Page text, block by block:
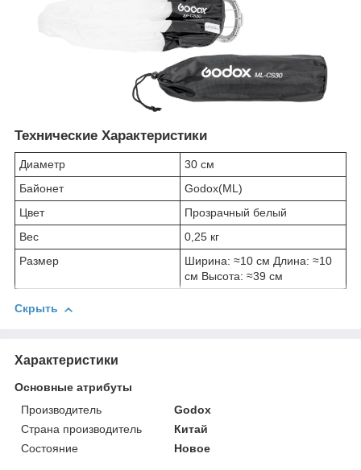
Технические Характеристики
Диаметр
30 см
Байонет
Godox(ML)
Цвет
Прозрачный белый
Вес
0,25 кг
Размер
Ширина: ≈10 см Длина: ≈10
см Высота: ≈39 см
Скрыть
Характеристики
Основные атрибуты
Производитель
Godox
Страна производитель
Китай
Состояние
Новое